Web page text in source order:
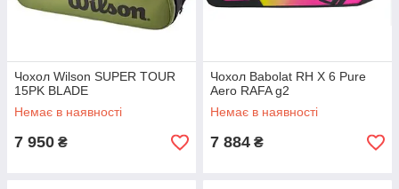
Чохол Wilson SUPER TOUR
15PK BLADE
Немає в наявності
7 950 ₴
Чохол Babolat RH X 6 Pure
Aero RAFA g2
Немає в наявності
7 884 ₴